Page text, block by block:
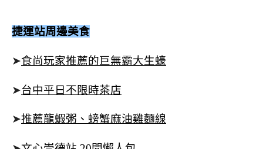
捷運站周邊美食
➤食尚玩家推薦的巨無霸大生蠔
➤台中平日不限時茶店
➤推薦龍蝦粥、螃蟹麻油雞麵線